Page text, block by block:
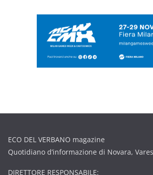
ECO DEL VERBANO magazine
Quotidiano d’informazione di Novara,
DIRETTORE RESPONSABILE: